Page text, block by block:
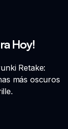
Hoy!
Retake:
más oscuros